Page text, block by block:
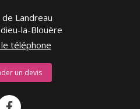
Landreau
la-Blouère
téléphone
un devis